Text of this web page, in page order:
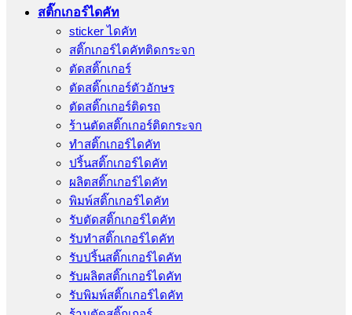
สติ๊กเกอร์ไดคัท
sticker ไดคัท
สติ๊กเกอร์ไดคัทติดกระจก
ตัดสติ๊กเกอร์
ตัดสติ๊กเกอร์ตัวอักษร
ตัดสติ๊กเกอร์ติดรถ
ร้านตัดสติ๊กเกอร์ติดกระจก
ทำสติ๊กเกอร์ไดคัท
ปริ้นสติ๊กเกอร์ไดคัท
ผลิตสติ๊กเกอร์ไดคัท
พิมพ์สติ๊กเกอร์ไดคัท
รับตัดสติ๊กเกอร์ไดคัท
รับทําสติ๊กเกอร์ไดคัท
รับปริ้นสติ๊กเกอร์ไดคัท
รับผลิตสติ๊กเกอร์ไดคัท
รับพิมพ์สติ๊กเกอร์ไดคัท